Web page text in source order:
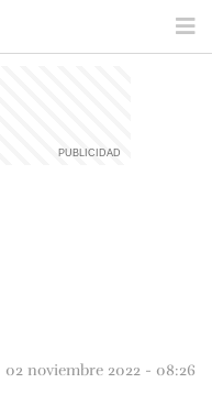
02 noviembre 2022 - 08:26